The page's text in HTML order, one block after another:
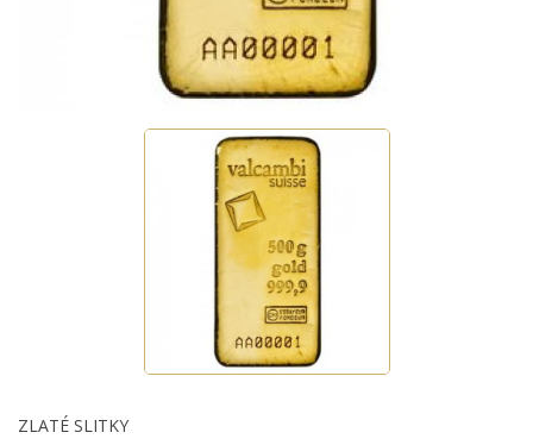
ZLATÉ SLITKY